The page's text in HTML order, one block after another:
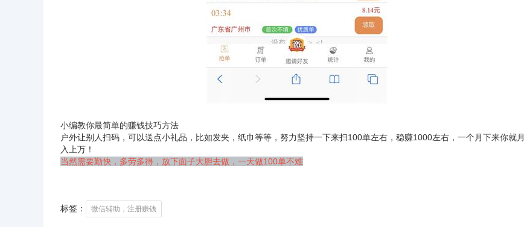
小编教你最简单的赚钱技巧方法
户外让别人扫码，可以送点小礼品，比如发夹，纸巾等等，努力坚持一下来扫100单左右，稳赚1000左右，一个月下来你就月
入上万！
当然需要勤快，多劳多得，放下面子大胆去做，一天做100单不难
标签： 微信辅助，注册赚钱